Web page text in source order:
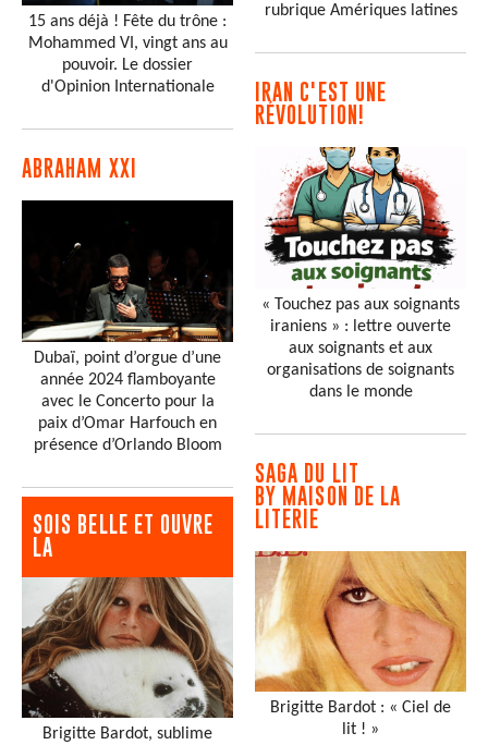
15 ans déjà ! Fête du trône :
Mohammed VI, vingt ans au
pouvoir. Le dossier
d'Opinion Internationale
ABRAHAM XXI
Dubaï, point d’orgue d’une
année 2024 flamboyante
avec le Concerto pour la
paix d’Omar Harfouch en
présence d’Orlando Bloom
SOIS BELLE ET OUVRE
LA
Brigitte Bardot, sublime
rubrique Amériques latines
IRAN C'EST UNE
RÉVOLUTION!
« Touchez pas aux soignants
iraniens » : lettre ouverte
aux soignants et aux
organisations de soignants
dans le monde
SAGA DU LIT
BY MAISON DE LA
LITERIE
Brigitte Bardot : « Ciel de
lit ! »